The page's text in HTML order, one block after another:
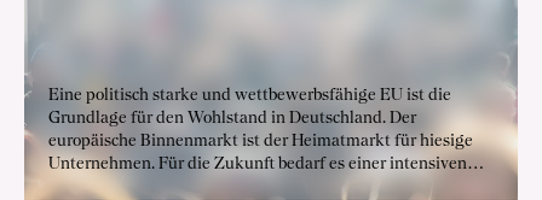
Eine politisch starke und wettbewerbsfähige EU ist die
Grundlage für den Wohlstand in Deutschland. Der
europäische Binnenmarkt ist der Heimatmarkt für hiesige
Unternehmen. Für die Zukunft bedarf es einer intensiven
Kooperation der politischen und wirtschaftlichen Akteure